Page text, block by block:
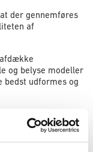
der gennemføres
af
og belyse modeller
bedst udformes og
bedre til dansk